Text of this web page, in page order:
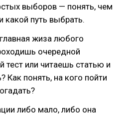
выборов — понять, чем
какой путь выбрать.
жиза любого
очередной
тест или читаешь статью и
Как понять, на кого пойти
либо мало, либо она